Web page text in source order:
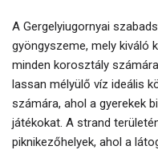
A Gergelyiugornyai
gyöngyszeme, mely kiváló
minden korosztály
lassan mélyülő víz ideális
számára, ahol a gyerekek
játékokat. A strand
piknikezőhelyek, ahol a